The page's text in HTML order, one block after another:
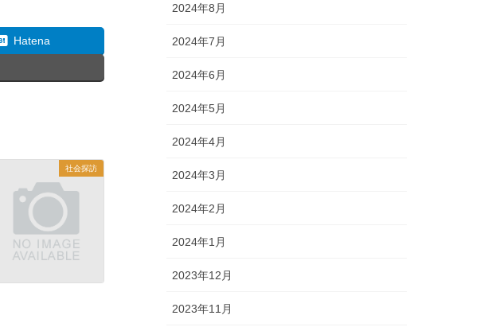
Hatena
社会探訪
2024年8月
2024年7月
2024年6月
2024年5月
2024年4月
2024年3月
2024年2月
2024年1月
2023年12月
2023年11月